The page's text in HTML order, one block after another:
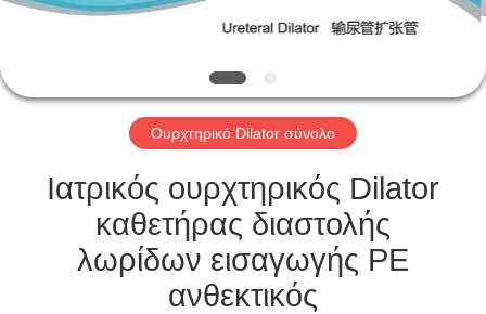
ΈΛΕΓΧΟΣ
ΜΑΣ
ΕΛΆΤΕ
ΕΠΑΦΉ
ΖΗΤΉΣΤΕ
Ουρχτηρικό Dilator σύνολο
Ιατρικός ουρχτηρικός Dilator
καθετήρας διαστολής
λωρίδων εισαγωγής PE
ανθεκτικός